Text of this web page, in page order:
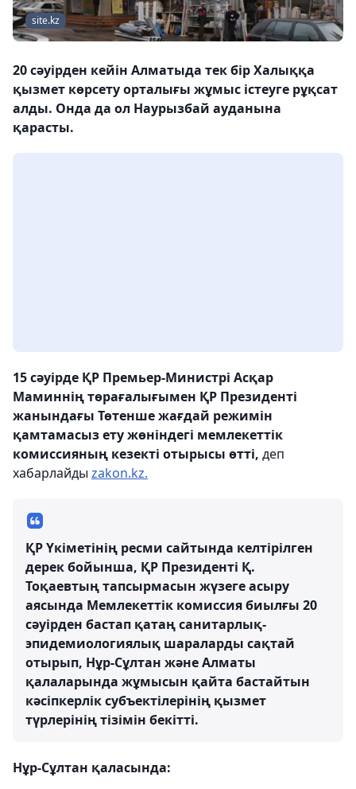
site.kz
20 сәуірден кейін Алматыда тек бір Халыққа
қызмет көрсету орталығы жұмыс істеуге рұқсат
алды. Онда да ол Наурызбай ауданына
қарасты.
15 сәуірде ҚР Премьер-Министрі Асқар
Маминнің төрағалығымен ҚР Президенті
жанындағы Төтенше жағдай режимін
қамтамасыз ету жөніндегі мемлекеттік
комиссияның кезекті отырысы өтті, деп
хабарлайды zakon.kz.
ҚР Үкіметінің ресми сайтында келтірілген
дерек бойынша, ҚР Президенті Қ.
Тоқаевтың тапсырмасын жүзеге асыру
аясында Мемлекеттік комиссия биылғы 20
сәуірден бастап қатаң санитарлық-
эпидемиологиялық шараларды сақтай
отырып, Нұр-Сұлтан және Алматы
қалаларында жұмысын қайта бастайтын
кәсіпкерлік субъектілерінің қызмет
түрлерінің тізімін бекітті.
Нұр-Сұлтан қаласында: